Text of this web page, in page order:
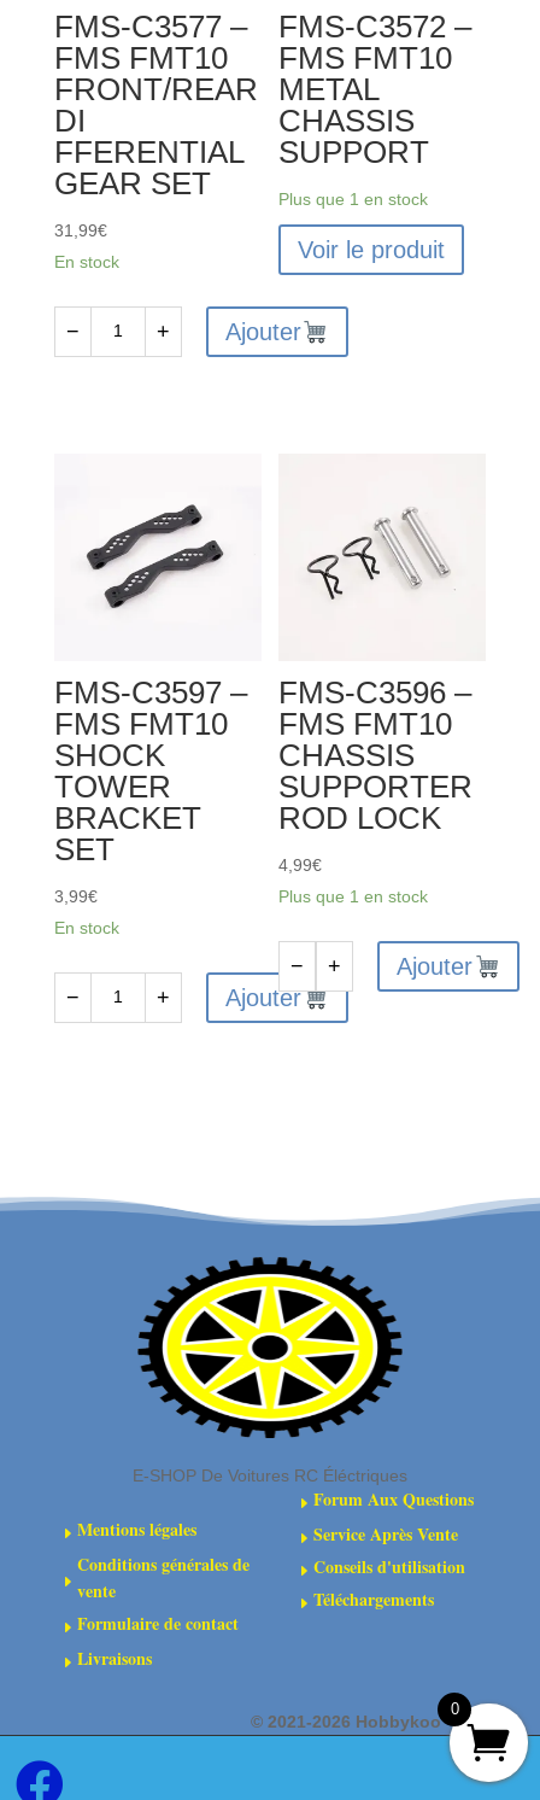
SET
FMS-C3577 –
FMS FMT10
FRONT/REAR
DI
FFERENTIAL
GEAR SET
31,99€
En stock
FRONT/REAR
SET
− + Ajouter
FMS-C3572 –
FMS FMT10
METAL
CHASSIS
SUPPORT
Plus que 1 en stock
Voir le produit
FMS-C3597 –
FMS FMT10
SHOCK
TOWER
BRACKET
SET
3,99€
En stock
FMT10
− + Ajouter
FMS-C3596 –
FMS FMT10
CHASSIS
SUPPORTER
ROD LOCK
4,99€
Plus que 1 en stock
de
SUPPORTER
ROD
LOCK
− + Ajouter
E-SHOP De Voitures RC Éléctriques
EMentions légales
E
Conditions générales de
vente
EFormulaire de contact
ELivraisons
E Forum Aux Questions
E Service Après Vente
E Conseils d'utilisation
E Téléchargements
©2021-2026 Hobbykoo

0